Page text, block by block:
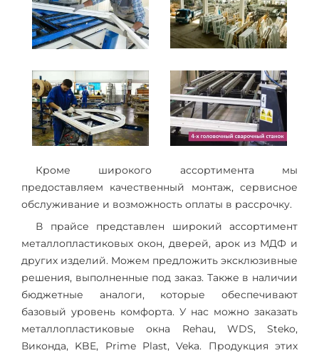
Кроме широкого ассортимента мы
предоставляем качественный монтаж, сервисное
обслуживание и возможность оплаты в рассрочку.
В прайсе представлен широкий ассортимент
металлопластиковых окон, дверей, арок из МДФ и
других изделий. Можем предложить эксклюзивные
решения, выполненные под заказ. Также в наличии
бюджетные аналоги, которые обеспечивают
базовый уровень комфорта. У нас можно заказать
металлопластиковые окна Rehau, WDS, Steko,
Виконда, KBE, Prime Plast, Veka. Продукция этих